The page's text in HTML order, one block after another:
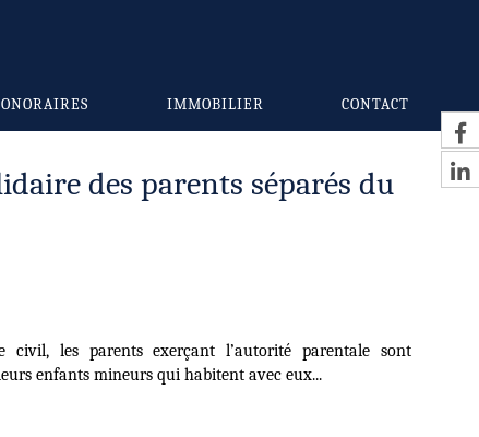
IMMOBILIER CONTACT
des parents séparés du
les parents exerçant l’autorité parentale sont
enfants mineurs qui habitent avec eux...